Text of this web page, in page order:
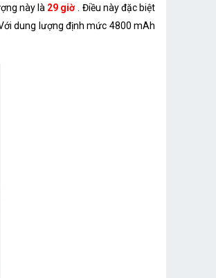
này là 29 giờ
. Điều này đặc biệt
dung lượng định mức 4800 mAh